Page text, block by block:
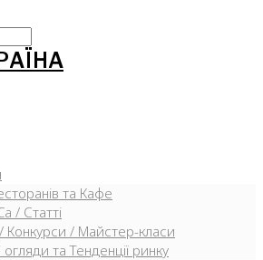
та Кафе
/ Статті
Конкурси / Майстер-класи
огляди та Тенденції ринку